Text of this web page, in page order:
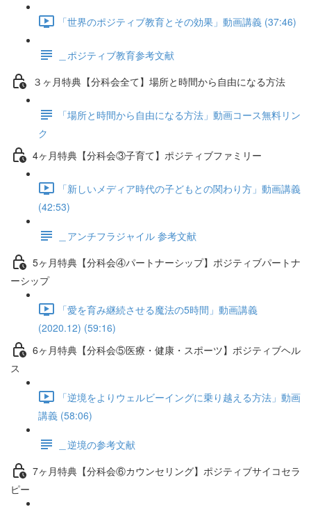
「世界のポジティブ教育とその効果」動画講義 (37:46)
＿ポジティブ教育参考文献
３ヶ月特典【分科会全て】場所と時間から自由になる方法
「場所と時間から自由になる方法」動画コース無料リン
ク
4ヶ月特典【分科会③子育て】ポジティブファミリー
「新しいメディア時代の子どもとの関わり方」動画講義
(42:53)
＿アンチフラジャイル 参考文献
5ヶ月特典【分科会④パートナーシップ】ポジティブパートナ
ーシップ
「愛を育み継続させる魔法の5時間」動画講義
(2020.12) (59:16)
6ヶ月特典【分科会⑤医療・健康・スポーツ】ポジティブヘル
ス
「逆境をよりウェルビーイングに乗り越える方法」動画
講義 (58:06)
＿逆境の参考文献
7ヶ月特典【分科会⑥カウンセリング】ポジティブサイコセラ
ピー